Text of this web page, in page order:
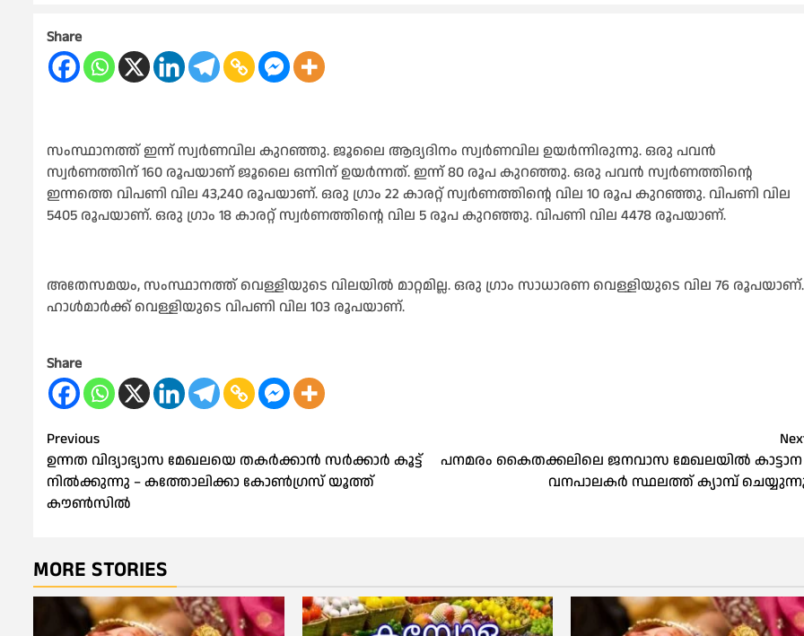
Share
സംസ്ഥാനത്ത് ഇന്ന് സ്വർണവില കുറഞ്ഞു. ജൂലൈ ആദ്യദിനം സ്വർണവില ഉയർന്നിരുന്നു. ഒരു പവൻ
സ്വർണത്തിന് 160 രൂപയാണ് ജൂലൈ ഒന്നിന് ഉയർന്നത്. ഇന്ന് 80 രൂപ കുറഞ്ഞു. ഒരു പവൻ സ്വർണത്തിന്റെ
ഇന്നത്തെ വിപണി വില 43,240 രൂപയാണ്. ഒരു ഗ്രാം 22 കാരറ്റ് സ്വർണത്തിന്റെ വില 10 രൂപ കുറഞ്ഞു. വിപണി വില
5405 രൂപയാണ്. ഒരു ഗ്രാം 18 കാരറ്റ് സ്വർണത്തിന്റെ വില 5 രൂപ കുറഞ്ഞു. വിപണി വില 4478 രൂപയാണ്.
അതേസമയം, സംസ്ഥാനത്ത് വെള്ളിയുടെ വിലയിൽ മാറ്റമില്ല. ഒരു ഗ്രാം സാധാരണ വെള്ളിയുടെ വില 76 രൂപയാണ്.
ഹാൾമാർക്ക് വെള്ളിയുടെ വിപണി വില 103 രൂപയാണ്.
Share
Post
navigation
Previous
ഉന്നത വിദ്യാഭ്യാസ മേഖലയെ തകർക്കാൻ സർക്കാർ കൂട്ട്
നിൽക്കുന്നു – കത്തോലിക്കാ കോൺഗ്രസ് യൂത്ത്
കൗൺസിൽ
പനമരം കൈതക്കലിലെ ജനവാസ മേഖലയിൽ കാട്ടാന
വനപാലകർ സ്ഥലത്ത് ക്യാമ്പ്
MORE STORIES